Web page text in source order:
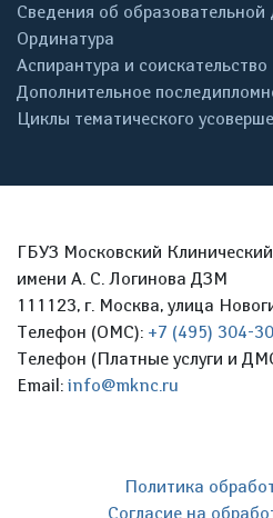
Сведения об образовательной
Ординатура
Аспирантура и соискательство
Дополнительное
Циклы тематического
ГБУЗ Московский
имени А. С. Логинова ДЗМ
111123, г. Москва, улица
Телефон (ОМС): +7 (495) 304-
Телефон (Платные услуги и
Email: info@mknc.ru
Политика
Согласие на